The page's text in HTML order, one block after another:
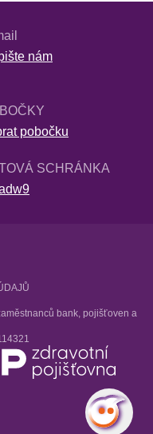
nám
pobočku
SCHRÁNKA
bank, pojišťoven a